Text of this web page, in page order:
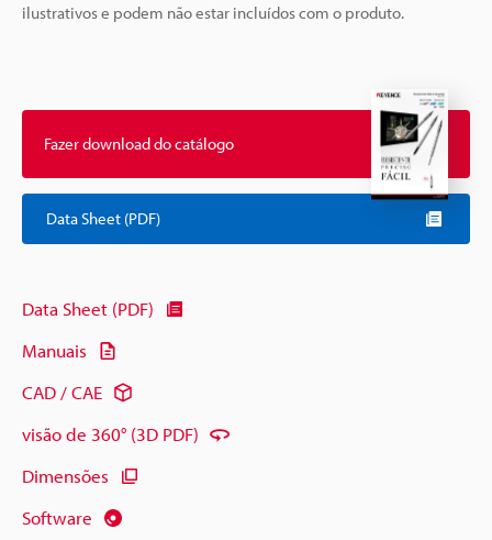
ilustrativos e podem não estar incluídos com o produto.
Fazer download do catálogo
Data Sheet (PDF)
Data Sheet (PDF)
Manuais
CAD / CAE
visão de 360° (3D PDF)
Dimensões
Software